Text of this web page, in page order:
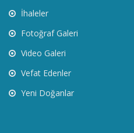
İhaleler
Fotoğraf Galeri
Video Galeri
Vefat Edenler
Yeni Doğanlar